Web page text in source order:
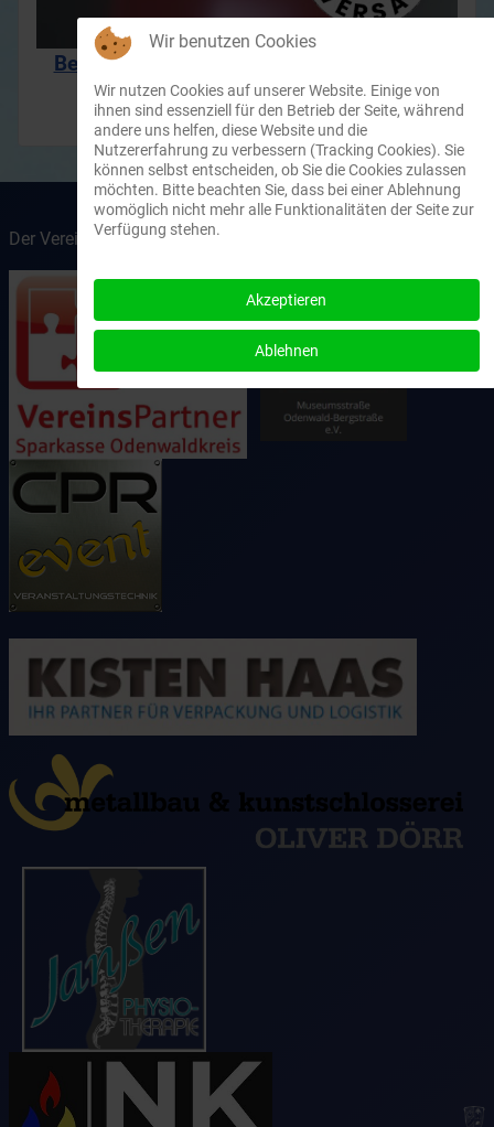
Besucht und abonniert unseren YouTube
Kanal
Der Verein wird unterstützt von
Wir benutzen Cookies
Wir nutzen Cookies auf unserer Website. Einige von
ihnen sind essenziell für den Betrieb der Seite, während
andere uns helfen, diese Website und die
Nutzererfahrung zu verbessern (Tracking Cookies). Sie
können selbst entscheiden, ob Sie die Cookies zulassen
möchten. Bitte beachten Sie, dass bei einer Ablehnung
womöglich nicht mehr alle Funktionalitäten der Seite zur
Verfügung stehen.
Akzeptieren
Ablehnen